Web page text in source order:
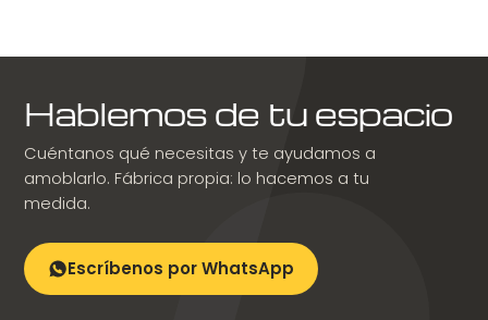
Hablemos de tu espacio
Cuéntanos qué necesitas y te ayudamos a
amoblarlo. Fábrica propia: lo hacemos a tu
medida.
Escríbenos por WhatsApp